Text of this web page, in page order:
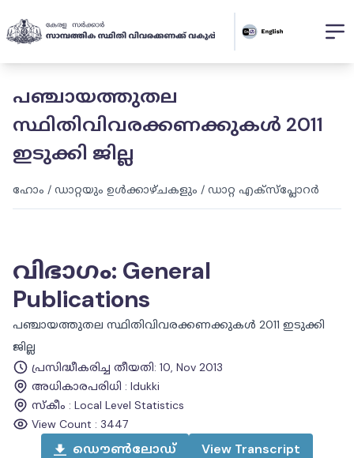
പഞ്ചായത്തുതല
സ്ഥിതിവിവരക്കണക്കുകൾ 2011
ഇടുക്കി ജില്ല
ഹോം / ഡാറ്റയും ഉൾക്കാഴ്ചകളും / ഡാറ്റ എക്സ്പ്ലോറർ
വിഭാഗം: General
Publications
പഞ്ചായത്തുതല സ്ഥിതിവിവരക്കണക്കുകൾ 2011 ഇടുക്കി
ജില്ല
പ്രസിദ്ധീകരിച്ച തീയതി: 10, Nov 2013
അധികാരപരിധി : Idukki
സ്കീം : Local Level Statistics
View Count : 3447
ഡൌൺലോഡ് View Transcript